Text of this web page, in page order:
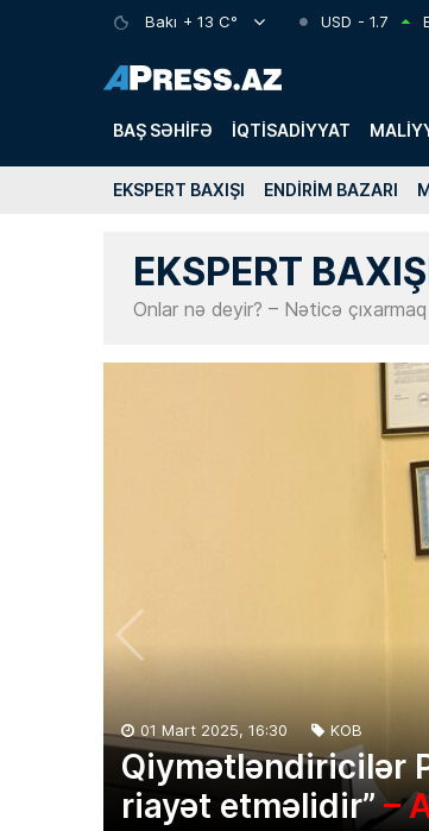
Bakı + 13 C° USD - 1.7
BAŞ SƏHIFƏ İQTISADIYYAT
EKSPERT BAXIŞI ENDIRIM BAZARI
EKSPERT
Onlar nə deyir? – Nəticə
01 Mart 2025, 16:30 KOB
Qiymətləndiricilər
riayət etməlidir”–